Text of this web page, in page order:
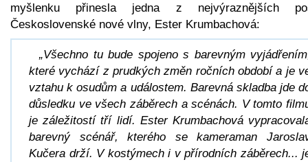
myšlenku přinesla jedna z nejvýraznějších
Československé nové vlny, Ester Krumbachová:
„Všechno tu bude spojeno s barevným
které vychází z prudkých změn ročních období a je
vztahu k osudům a událostem. Barevná skladba jde
důsledku ve všech záběrech a scénách. V tomto
je záležitostí tří lidí. Ester Krumbachová
barevný scénář, kterého se kameraman
Kučera drží. V kostýmech i v přírodních záběrech...